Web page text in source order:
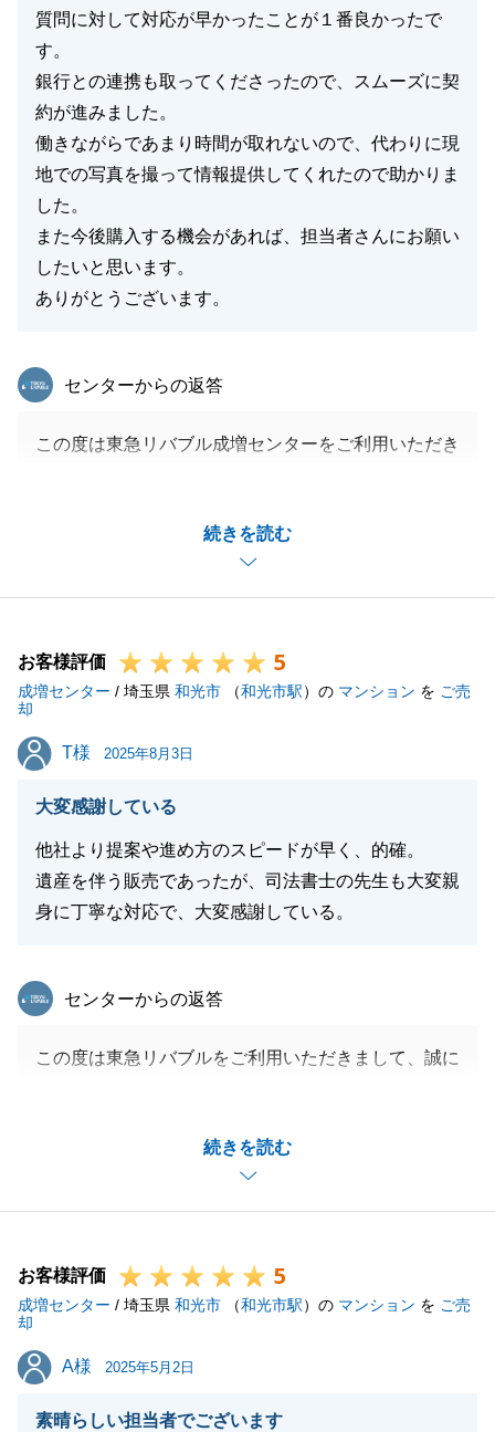
質問に対して対応が早かったことが１番良かったで
す。
銀行との連携も取ってくださったので、スムーズに契
約が進みました。
働きながらであまり時間が取れないので、代わりに現
地での写真を撮って情報提供してくれたので助かりま
した。
また今後購入する機会があれば、担当者さんにお願い
したいと思います。
ありがとうございます。
続きを読む
東急リバブル
センターからの返答
この度は東急リバブル成増センターをご利用いただき
様の御協力あってと感じております。
引き続きリフォームについてもご相談などございまし
たらお気軽に御連絡を頂けますと幸いです。
お客様評価 5
成増センター / 埼玉県 和光市 （和光市駅）の マンション を ご売
却
T様
T様 2025年8月3日
大変感謝している
他社より提案や進め方のスピードが早く、的確。
遺産を伴う販売であったが、司法書士の先生も大変親
身に丁寧な対応で、大変感謝している。
続きを読む
東急リバブル
センターからの返答
この度は東急リバブルをご利用いただきまして、誠に
大変なご心労をおかけしました。
無事にご決済を迎えられましたのも、T様のご尽力の
おかげでございます。
しら幸いです。
どうぞよろしくお願い申し上げます。
お客様評価 5
成増センター / 埼玉県 和光市 （和光市駅）の マンション を ご売
却
A様
A様 2025年5月2日
素晴らしい担当者でございます